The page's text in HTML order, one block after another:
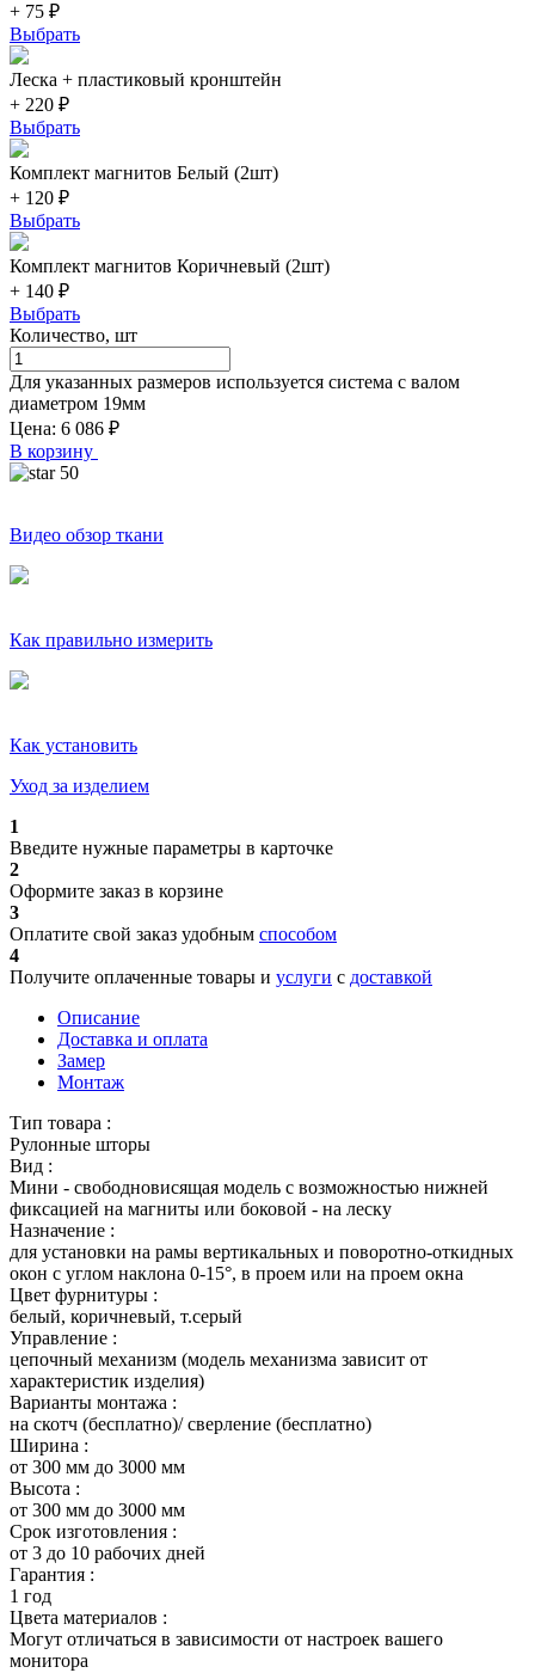
+ 75 ₽
Выбрать
Леска + пластиковый кронштейн
+ 220 ₽
Выбрать
Комплект магнитов Белый (2шт)
+ 120 ₽
Выбрать
Комплект магнитов Коричневый (2шт)
+ 140 ₽
Выбрать
Количество, шт
Для указанных размеров используется система с валом
диаметром 19мм
Цена: 6 086 ₽
В корзину
50
Видео обзор ткани
Как правильно измерить
Как установить
Уход за изделием
1
Введите нужные параметры в карточке
2
Оформите заказ в корзине
3
Оплатите свой заказ удобным способом
4
Получите оплаченные товары и услуги с доставкой
Описание
Доставка и оплата
Замер
Монтаж
Тип товара :
Рулонные шторы
Вид :
Мини - свободновисящая модель с возможностью нижней
фиксацией на магниты или боковой - на леску
Назначение :
для установки на рамы вертикальных и поворотно-откидных
окон с углом наклона 0-15°, в проем или на проем окна
Цвет фурнитуры :
белый, коричневый, т.серый
Управление :
цепочный механизм (модель механизма зависит от
характеристик изделия)
Варианты монтажа :
на скотч (бесплатно)/ сверление (бесплатно)
Ширина :
от 300 мм до 3000 мм
Высота :
от 300 мм до 3000 мм
Срок изготовления :
от 3 до 10 рабочих дней
Гарантия :
1 год
Цвета материалов :
Могут отличаться в зависимости от настроек вашего
монитора